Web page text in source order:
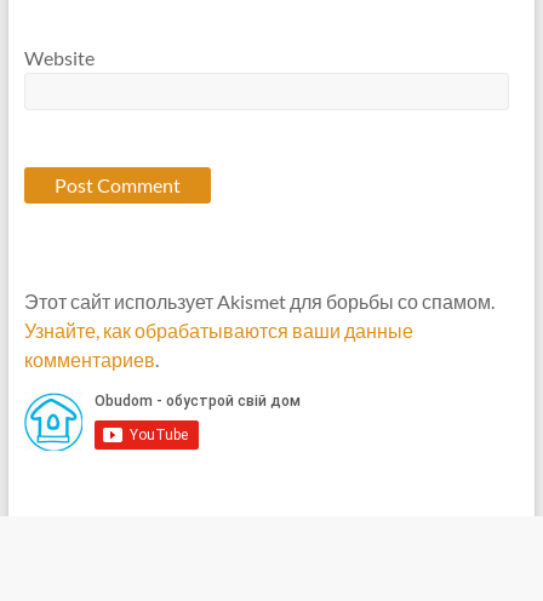
Website
Этот сайт использует Akismet для борьбы со спамом.
Узнайте, как обрабатываются ваши данные
комментариев